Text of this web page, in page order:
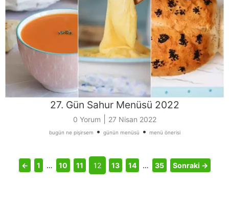
27. Gün Sahur Menüsü 2022
0 Yorum 27 Nisan 2022
bugün ne pişirsem • günün menüsü • menü önerisi
← 1 … 10 11 12 13 14 … 35 Sonraki →